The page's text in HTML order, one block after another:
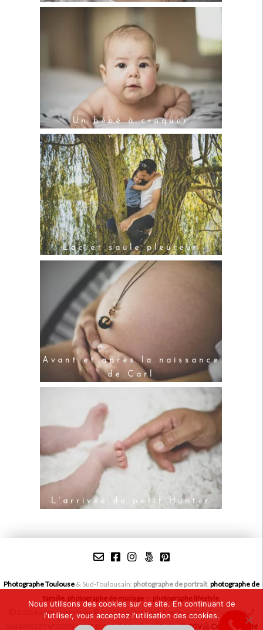
Un bébé à croquer
Lac et saule pleureur
Avant et après la naissance
de Carl
L’arrivée du petit Hunter
Photographe Toulouse & Sud-Toulousain: photographe de portrait photographe de
famille, photographe de mariageet photographe lifestyle.
2026 Rozenn Hamoniau
31420 Saint-André, Haute-Garonne, Occitanie
SIREN 813 745 015 Mentions légales CGV Confidentialité
Nous utilisons des cookies sur ce site. En continuant de
l'utiliser, vous acceptez l'utilisation des cookies.